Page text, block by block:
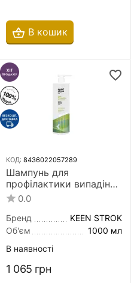
В кошик
КОД: 8436022057289
Шампунь для
профілактики випадіння
волосся Keen Strok Bain
Preventive Shampoo
1000 мл
0.0
Бренд
KEEN STROK
Об'єм
1000 мл
В наявності
1 065 грн